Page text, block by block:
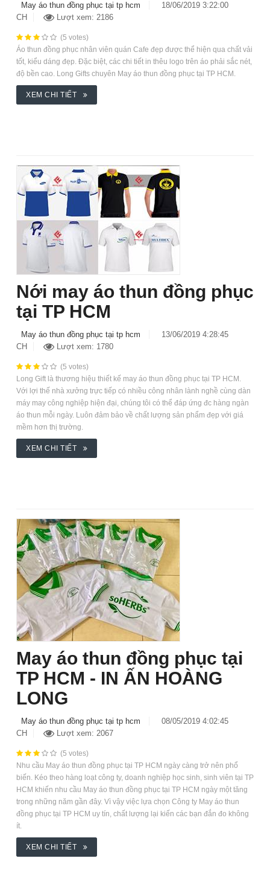
May áo thun đồng phục tại tp hcm
18/06/2019 3:22:00
CH
Lượt xem: 2186
(5 votes)
Áo thun đồng phục nhân viên quán Cafe đẹp được thể hiện qua chất vải
tốt, kiểu dáng đẹp. Đặc biệt, các chi tiết in thêu logo trên áo phải sắc nét,
độ bền cao. Long Gifts chuyên May áo thun đồng phục tại TP HCM.
XEM CHI TIẾT
Nới may áo thun đồng phục
tại TP HCM
May áo thun đồng phục tại tp hcm
13/06/2019 4:28:45
CH
Lượt xem: 1780
(5 votes)
Long Gift là thương hiệu thiết kế may áo thun đồng phục tại TP HCM.
Với lợi thế nhà xưởng trực tiếp có nhiều công nhân lành nghề cùng dàn
máy may công nghiệp hiện đại, chúng tôi có thể đáp ứng đc hàng ngàn
áo thun mỗi ngày. Luôn đảm bảo về chất lượng sản phẩm đẹp với giá
mềm hơn thị trường.
XEM CHI TIẾT
May áo thun đồng phục tại
TP HCM - IN ẤN HOÀNG
LONG
May áo thun đồng phục tại tp hcm
08/05/2019 4:02:45
CH
Lượt xem: 2067
(5 votes)
Nhu cầu May áo thun đồng phục tại TP HCM ngày càng trở nên phổ
biến. Kéo theo hàng loạt công ty, doanh nghiệp học sinh, sinh viên tại TP
HCM khiến nhu cầu May áo thun đồng phục tại TP HCM ngày một tăng
trong những năm gần đây. Vì vậy việc lựa chọn Công ty May áo thun
đồng phục tại TP HCM uy tín, chất lượng lại kiến các bạn đắn đo không
ít.
XEM CHI TIẾT